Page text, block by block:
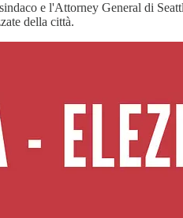
e l'Attorney General di
della città.